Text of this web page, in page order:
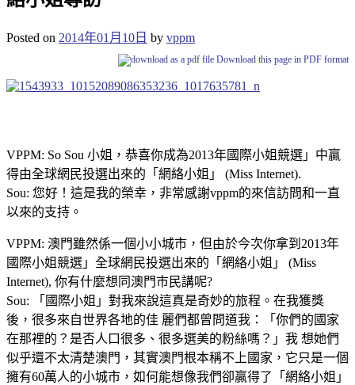
Posted on 2014年01月10日 by vppm
Download this page in PDF format
VPPM: So Sou 小姐，恭喜你成為2013年國際小姐競選」中贏
得由全球網民投選出來的「網絡小姐」 (Miss Internet).
Sou: 您好！這是我的榮幸，非常感謝vppm的來信訪問和一直
以來的支持。
VPPM: 澳門雖然係一個小小城市，但由於今次你拿到2013年
國際小姐競選」全球網民投選出來的「網絡小姐」 (Miss
Internet), 你有什麼想同澳門市民講呢?
Sou: 「國際小姐」對我來說這真是奇妙的旅程。在我獲獎
後，很多來自世界各地的佳 麗們都曾問道我：「你們的國家
在那裡的？是否人口很多、很多選美的粉絲嗎？」我 想她們
似乎還不太清楚澳門，其實澳門根本稱不上國家，它只是一個
擁有60萬人的小城市，如何能想像我們卻贏得了「網絡小姐」